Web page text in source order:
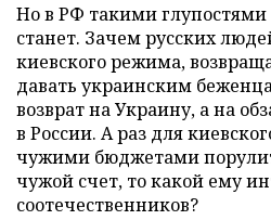
Но в РФ такими глупостями
станет. Зачем русских
киевского режима,
давать украинским
возврат на Украину, а на
в России. А раз для
чужими бюджетами
чужой счет, то какой ему
соотечественников?